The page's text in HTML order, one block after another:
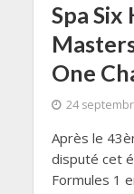
Spa Six
One
24
Après le
disputé cet
Formules 1